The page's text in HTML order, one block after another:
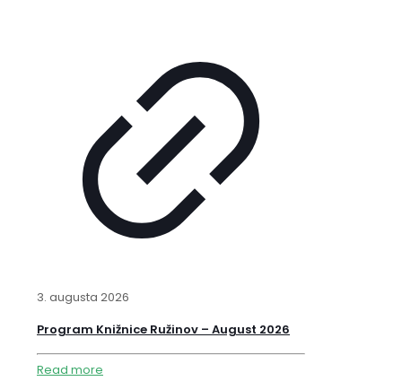
3. augusta 2026
Program Knižnice Ružinov – August 2026
Read more